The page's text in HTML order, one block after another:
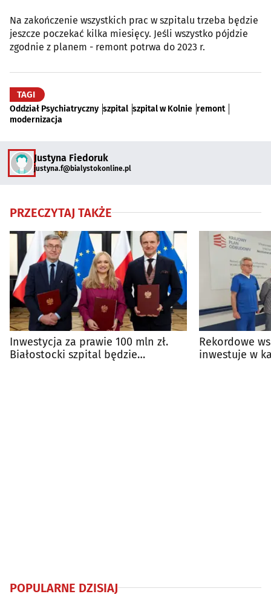
Na zakończenie wszystkich prac w szpitalu trzeba będzie
jeszcze poczekać kilka miesięcy. Jeśli wszystko pójdzie
zgodnie z planem - remont potrwa do 2023 r.
TAGI
Oddział Psychiatryczny szpital szpital w Kolnie remont
modernizacja
Justyna Fiedoruk
justyna.f@bialystokonline.pl
PRZECZYTAJ TAKŻE
Inwestycja za prawie 100 mln zł.
Białostocki szpital będzie
Rekordowe
inwestuje w
POPULARNE DZISIAJ